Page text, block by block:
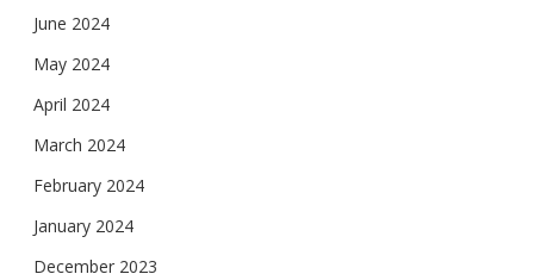
June 2024
May 2024
April 2024
March 2024
February 2024
January 2024
December 2023